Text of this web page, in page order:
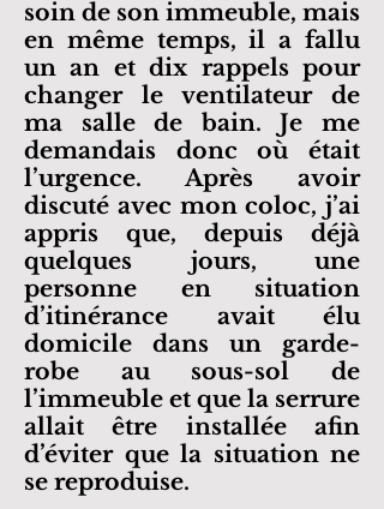
soin de son immeuble, mais
en même temps, il a fallu
un an et dix rappels pour
changer le ventilateur de
ma salle de bain. Je me
demandais donc où était
l’urgence. Après avoir
discuté avec mon coloc, j’ai
appris que, depuis déjà
quelques jours, une
personne en situation
d’itinérance avait élu
domicile dans un garde-
robe au sous-sol de
l’immeuble et que la serrure
allait être installée afin
d’éviter que la situation ne
se reproduise.